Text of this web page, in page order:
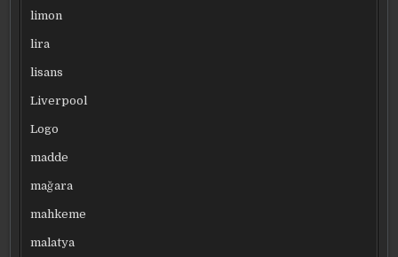
limon
lira
lisans
Liverpool
Logo
madde
mağara
mahkeme
malatya